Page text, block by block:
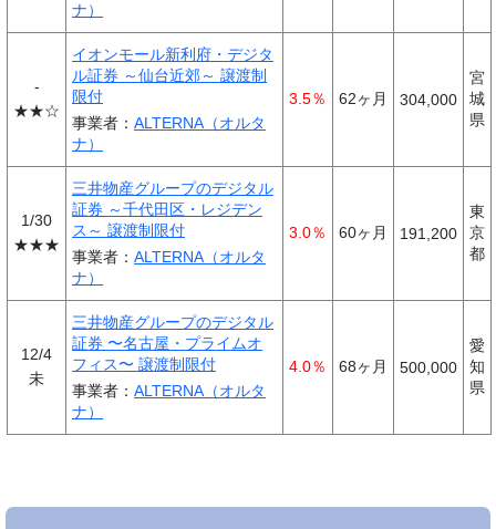
ナ）
-
★★☆
イオンモール新利府・デジタ
ル証券 ～仙台近郊～ 譲渡制
限付
事業者： ALTERNA（オルタ
ナ）
3.5％ 62ヶ月 304,000
宮
城
県
1/30
★★★
三井物産グループのデジタル
証券 ～千代田区・レジデン
ス～ 譲渡制限付
事業者： ALTERNA（オルタ
ナ）
3.0％ 60ヶ月 191,200
東
京
都
12/4
未
三井物産グループのデジタル
証券 〜名古屋・プライムオ
フィス〜 譲渡制限付
事業者： ALTERNA（オルタ
ナ）
4.0％ 68ヶ月 500,000
愛
知
県